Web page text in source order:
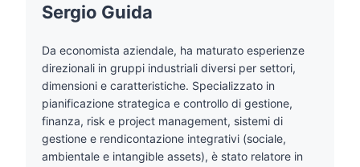
Sergio Guida
Da economista aziendale, ha maturato esperienze
direzionali in gruppi industriali diversi per settori,
dimensioni e caratteristiche. Specializzato in
pianificazione strategica e controllo di gestione,
finanza, risk e project management, sistemi di
gestione e rendicontazione integrativi (sociale,
ambientale e intangible assets), è stato relatore in